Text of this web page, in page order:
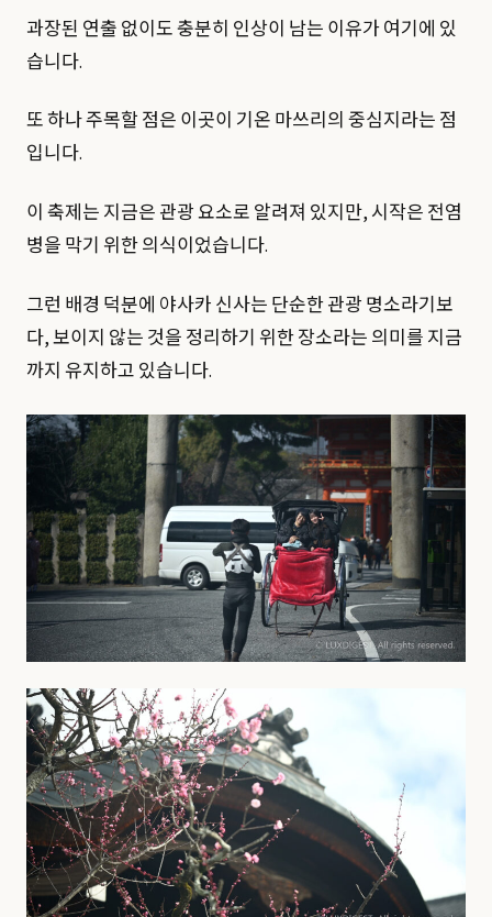
과장된 연출 없이도 충분히 인상이 남는 이유가 여기에 있
습니다.
또 하나 주목할 점은 이곳이 기온 마쓰리의 중심지라는 점
입니다.
이 축제는 지금은 관광 요소로 알려져 있지만, 시작은 전염
병을 막기 위한 의식이었습니다.
그런 배경 덕분에 야사카 신사는 단순한 관광 명소라기보
다, 보이지 않는 것을 정리하기 위한 장소라는 의미를 지금
까지 유지하고 있습니다.